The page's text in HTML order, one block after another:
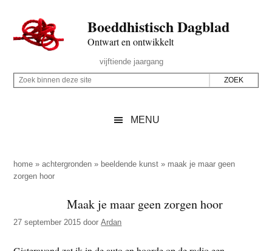
naar
de
inhoud
secondary
naar
de
sidebar
naar
de
Boeddhistisch Dagblad
Ontwart en ontwikkelt
Rechts
vijftiende jaargang
Z
p
d
z
Z
i
n
n
MENU
home »achtergronden » beeldende kunst » maak je maar geen
zorgen hoor
Maak je maar geen zorgen hoor
27 september 2015 doorArdan